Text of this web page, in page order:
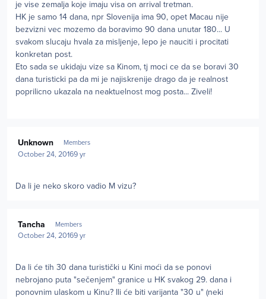
je vise zemalja koje imaju visa on arrival tretman.
HK je samo 14 dana, npr Slovenija ima 90, opet Macau nije
bezvizni vec mozemo da boravimo 90 dana unutar 180... U
svakom slucaju hvala za misljenje, lepo je nauciti i procitati
konkretan post.
Eto sada se ukidaju vize sa Kinom, tj moci ce da se boravi 30
dana turisticki pa da mi je najiskrenije drago da je realnost
poprilicno ukazala na neaktuelnost mog posta... Ziveli!
Unknown Members
October 24, 20169 yr
Da li je neko skoro vadio M vizu?
Tancha Members
October 24, 20169 yr
Da li će tih 30 dana turistički u Kini moći da se ponovi
nebrojano puta "sečenjem" granice u HK svakog 29. dana i
ponovnim ulaskom u Kinu? Ili će biti varijanta "30 u" (neki